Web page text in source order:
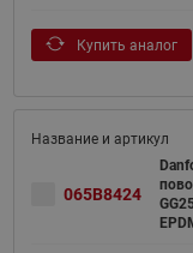
Купить аналог
065B8424